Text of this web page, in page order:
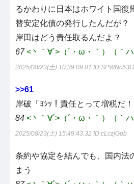
るかわりに日本はホワイト国復
替安定化債の発行したんだが？
岸田はどう責任取るんだよ？
67 <丶｀∀´>（´・ω・｀）（｀
2025/08/23(土) 10:39:09.01 ID:SPWNc53G
>>61
岸破「ﾖｼｯ！責任とって増税だ！
84 <丶｀∀´>（´・ω・｀）（｀
2025/08/23(土) 15:49:43.32 ID:cLczjGqb
条約や協定を結んでも、国内法
まう